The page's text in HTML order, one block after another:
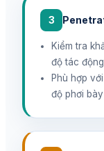
3
Kiểm tra
độ tác
Phù hợp
độ phơi